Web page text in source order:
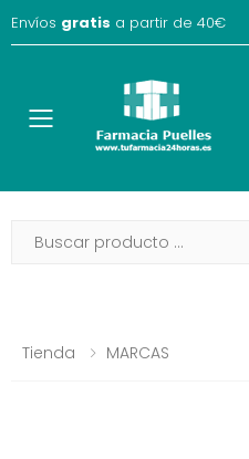
Envíos gratis a partir de 40€
Toggle
Tienda MARCAS